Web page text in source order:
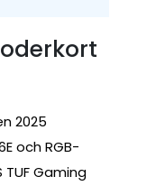
2025
och RGB-
Gaming